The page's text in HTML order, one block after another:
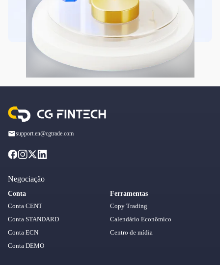
support.en@cgtrade.com
Negociação
Conta
Conta CENT
Conta STANDARD
Conta ECN
Conta DEMO
Ferramentas
Copy Trading
Calendário Econômico
Centro de mídia